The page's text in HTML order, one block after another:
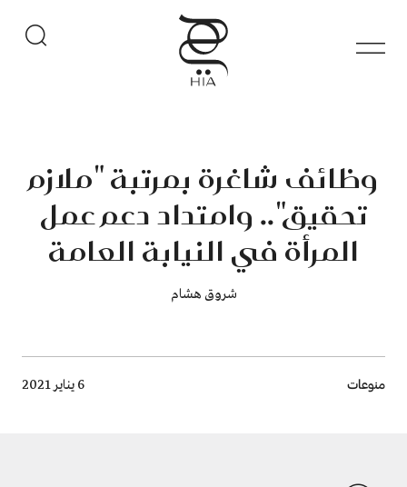
وظائف شاغرة بمرتبة "ملازم
تحقيق".. وامتداد دعم عمل
المرأة في النيابة العامة
شروق هشام
Breadcrumb
منوعات